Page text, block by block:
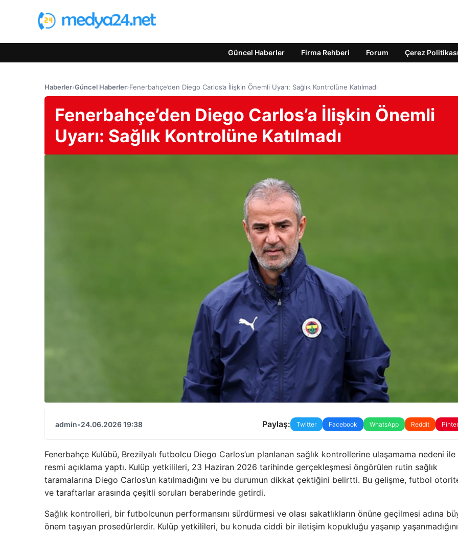
Güncel Haberler Firma Rehberi Forum Çerez Politikası
Haberler›Güncel Haberler›Fenerbahçe’den Diego Carlos’a İlişkin Önemli Uyarı: Sağlık Kontrolüne Katılmadı
Fenerbahçe’den Diego Carlos’a İlişkin Önemli
Uyarı: Sağlık Kontrolüne Katılmadı
admin•24.06.2026 19:38 Paylaş: Twitter Facebook WhatsApp Reddit
Fenerbahçe Kulübü, Brezilyalı futbolcu Diego Carlos’un planlanan sağlık kontrollerine ulaşamama nedeni
resmi açıklama yaptı. Kulüp yetkilileri, 23 Haziran 2026 tarihinde gerçekleşmesi öngörülen rutin sağlık
taramalarına Diego Carlos’un katılmadığını ve bu durumun dikkat çektiğini belirtti. Bu gelişme, futbol
ve taraftarlar arasında çeşitli soruları beraberinde getirdi.
Sağlık kontrolleri, bir futbolcunun performansını sürdürmesi ve olası sakatlıkların önüne geçilmesi adına
önem taşıyan prosedürlerdir. Kulüp yetkilileri, bu konuda ciddi bir iletişim kopukluğu yaşanıp yaşanmadığını